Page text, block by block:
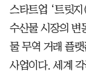
스타트업 ‘트릿
수산물 시장의 변
물 무역 거래 플
사업이다. 세계